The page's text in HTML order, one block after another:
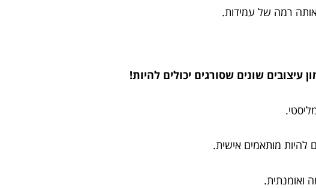
רמה של עמידות.
שונים שסורגים יכולים להיות!
להיות מותאמים אישית.
ואומנתית.